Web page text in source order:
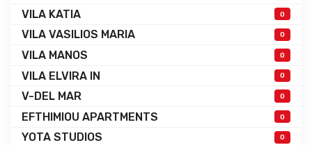
VILA KATIA 0
VILA VASILIOS MARIA 0
VILA MANOS 0
VILA ELVIRA IN 0
V-DEL MAR 0
EFTHIMIOU APARTMENTS 0
YOTA STUDIOS 0